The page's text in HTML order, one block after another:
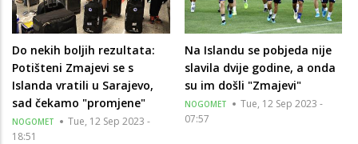
Do nekih boljih rezultata:
Potišteni Zmajevi se s
Islanda vratili u Sarajevo,
sad čekamo "promjene"
NOGOMET
Tue, 12 Sep 2023 -
18:51
Na Islandu se pobjeda nije
slavila dvije godine, a onda
su im došli "Zmajevi"
NOGOMET
Tue, 12 Sep 2023 -
07:57